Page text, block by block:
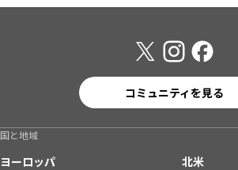
コミュニティを見る
国と地域
ヨーロッパ
北米